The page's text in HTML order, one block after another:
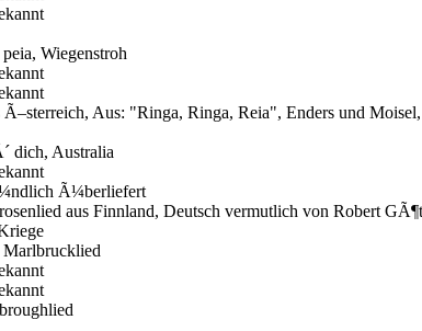
Wiegenstroh
Ã–sterreich, Aus: "Ringa, Ringa, Reia", Enders und
dich, Australia
Ã¼berliefert
aus Finnland, Deutsch vermutlich von Robert
Marlbrucklied